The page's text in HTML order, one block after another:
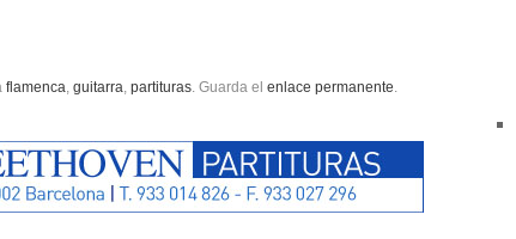
flamenca guitarra partituras . Guarda el enlace permanente